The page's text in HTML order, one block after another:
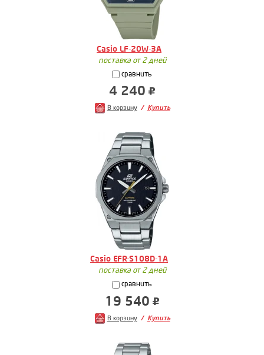
Casio LF-20W-3A
поставка от 2 дней
сравнить
4 240
В корзину Купить
Casio EFR-S108D-1A
поставка от 2 дней
сравнить
19 540
В корзину Купить